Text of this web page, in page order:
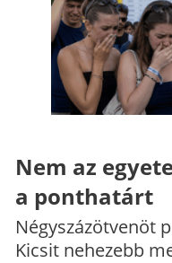
Nem az
a ponthatárt
Négyszázötvenöt
Kicsit nehezebb